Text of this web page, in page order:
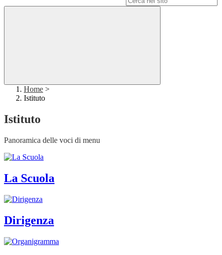
Home >
Istituto
Istituto
Panoramica delle voci di menu
La Scuola
Dirigenza